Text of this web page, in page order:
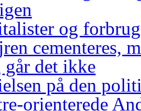
og
cementeres,
går det ikke
på den
orienterede